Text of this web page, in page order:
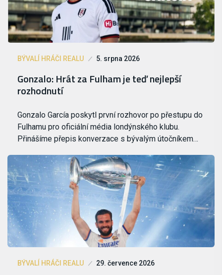
BÝVALÍ HRÁČI REALU 5. srpna 2026
Gonzalo: Hrát za Fulham je teď nejlepší
rozhodnutí
Gonzalo García poskytl první rozhovor po přestupu do
Fulhamu pro oficiální média londýnského klubu.
Přinášíme přepis konverzace s bývalým útočníkem…
BÝVALÍ HRÁČI REALU 29. července 2026